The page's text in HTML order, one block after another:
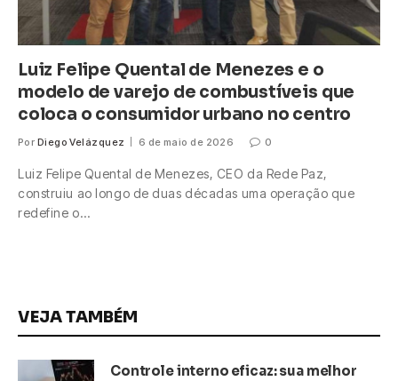
Luiz Felipe Quental de Menezes e o
modelo de varejo de combustíveis que
coloca o consumidor urbano no centro
Por Diego Velázquez 6 de maio de 2026 0
Luiz Felipe Quental de Menezes, CEO da Rede Paz,
construiu ao longo de duas décadas uma operação que
redefine o…
VEJA TAMBÉM
Controle interno eficaz: sua melhor